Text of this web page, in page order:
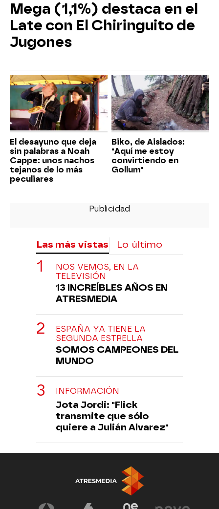
Mega (1,1%) destaca en el
Late con El Chiringuito de
Jugones
El desayuno que deja
sin palabras a Noah
Cappe: unos nachos
tejanos de lo más
peculiares
Biko, de Aislados:
"Aquí me estoy
convirtiendo en
Gollum"
Las más vistas Lo último
NOS VEMOS, EN LA
TELEVISIÓN
13 INCREÍBLES AÑOS EN
ATRESMEDIA
ESPAÑA YA TIENE LA
SEGUNDA ESTRELLA
SOMOS CAMPEONES DEL
MUNDO
INFORMACIÓN
Jota Jordi: "Flick
transmite que sólo
quiere a Julián Alvarez"